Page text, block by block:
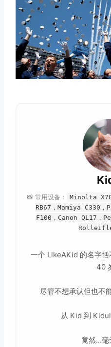
📸 常用设备：
Minolta
RB67，Mamiya C330
F100，Canon QL17，
一个 LikeAKid 的名字
40
尽管不想承认但也不
从 Kid 到
竟然...